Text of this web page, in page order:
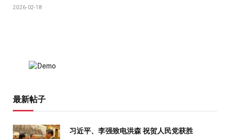
2026-02-18
最新帖子
习近平、李强致电洪森 祝贺人民党获胜